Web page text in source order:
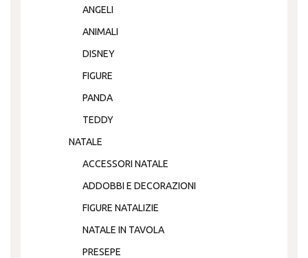
ANGELI
ANIMALI
DISNEY
FIGURE
PANDA
TEDDY
NATALE
ACCESSORI NATALE
ADDOBBI E DECORAZIONI
FIGURE NATALIZIE
NATALE IN TAVOLA
PRESEPE